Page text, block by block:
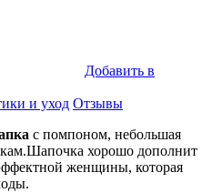
Добавить в
и уход Отзывы
с помпоном, небольшая
хорошо дополнит
женщины, которая